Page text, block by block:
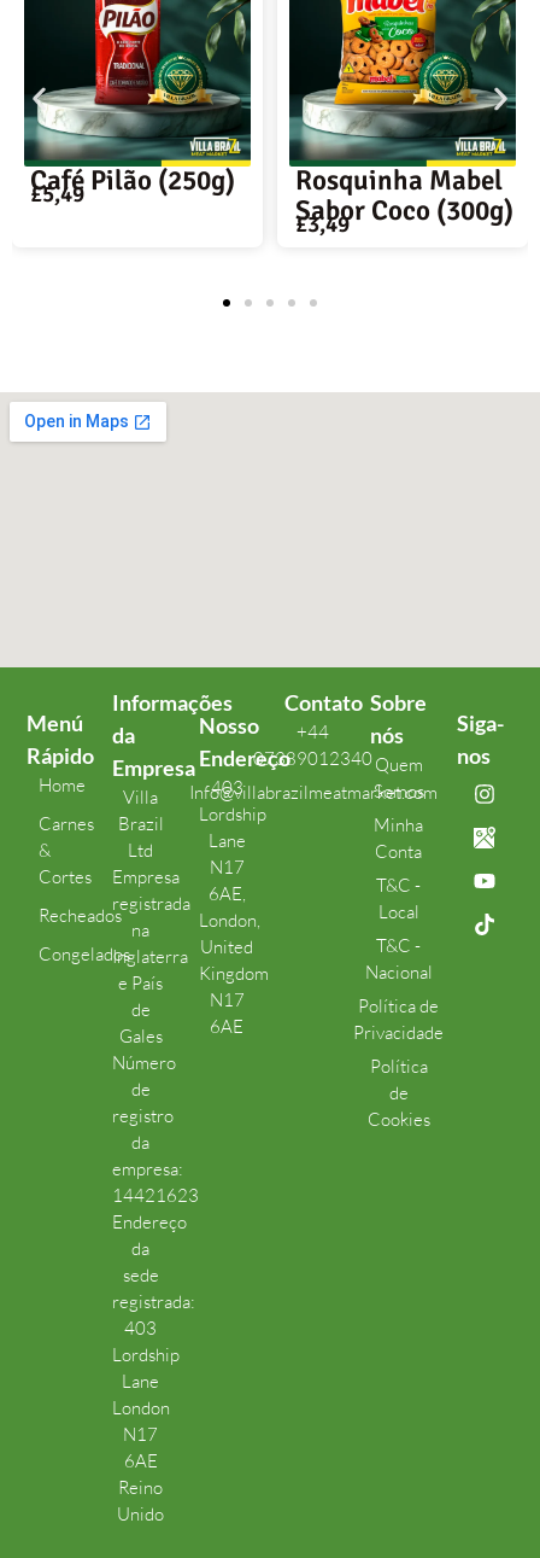
(250g)
Rosquinha Mabel
Sabor Coco (300g)
£ 2,00
Menú
Rápido
Home
Carnes
&
Cortes
Recheados
Congelados
Informações
da
Empresa
Villa
Brazil
Ltd
Empresa
registrada
na
Inglaterra
e País
de
Gales
Número
de
registro
da
empresa:
14421623
Endereço
da
sede
registrada:
403
Lordship
Lane
London
N17
6AE
Reino
Unido
Nosso
Endereço
403
Lordship
Lane
N17
6AE,
London,
United
Kingdom
N17
6AE
Contato
+44
07389012340
Info@villabrazilmeatmarket.com
Sobre
nós
Quem
Somos
Minha
Conta
T&C -
Local
T&C -
Nacional
Política de
Privacidade
Política
de
Cookies
Siga-
nos